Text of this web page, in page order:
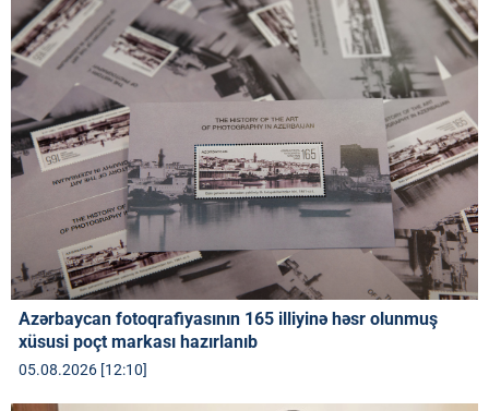
Azərbaycan fotoqrafiyasının 165 illiyinə həsr olunmuş
xüsusi poçt markası hazırlanıb
05.08.2026 [12:10]